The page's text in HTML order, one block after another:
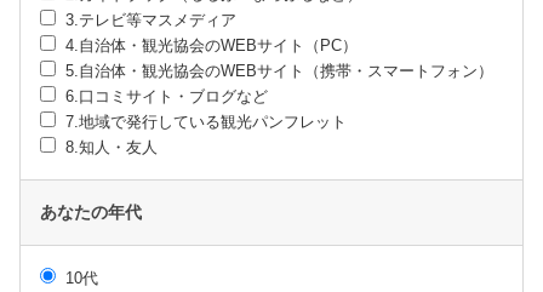
3.テレビ等マスメディア
4.自治体・観光協会のWEBサイト（PC）
5.自治体・観光協会のWEBサイト（携帯・スマートフォン）
6.口コミサイト・ブログなど
7.地域で発行している観光パンフレット
8.知人・友人
あなたの年代
10代